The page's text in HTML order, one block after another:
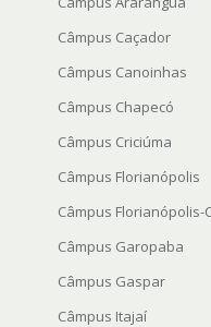
Câmpus Caçador
Câmpus Canoinhas
Câmpus Chapecó
Câmpus Criciúma
Câmpus Florianópolis
Câmpus Florianópolis-
Câmpus Garopaba
Câmpus Gaspar
Câmpus Itajaí